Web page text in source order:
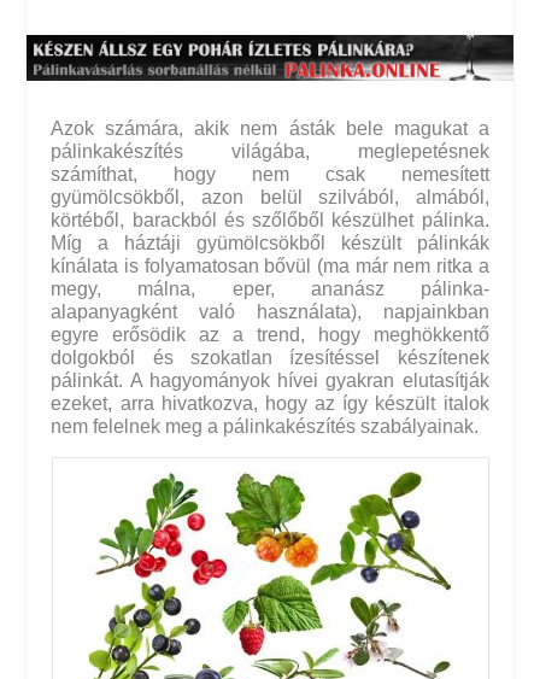
Azok számára, akik nem ásták bele magukat a
pálinkakészítés világába, meglepetésnek
számíthat, hogy nem csak nemesített
gyümölcsökből, azon belül szilvából, almából,
körtéből, barackból és szőlőből készülhet pálinka.
Míg a háztáji gyümölcsökből készült pálinkák
kínálata is folyamatosan bővül (ma már nem ritka a
megy, málna, eper, ananász pálinka-
alapanyagként való használata), napjainkban
egyre erősödik az a trend, hogy meghökkentő
dolgokból és szokatlan ízesítéssel készítenek
pálinkát. A hagyományok hívei gyakran elutasítják
ezeket, arra hivatkozva, hogy az így készült italok
nem felelnek meg a pálinkakészítés szabályainak.